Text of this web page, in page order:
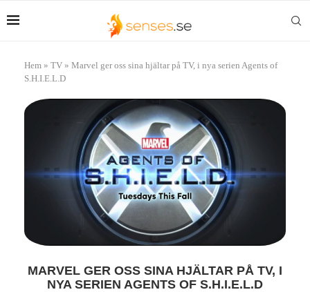
Hem » TV » Marvel ger oss sina hjältar på TV, i nya serien Agents of
S.H.I.E.L.D
MARVEL GER OSS SINA HJÄLTAR PÅ TV, I
NYA SERIEN AGENTS OF S.H.I.E.L.D